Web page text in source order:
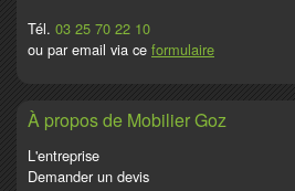
Tél. 03 25 70 22 10
ou par email via ce formulaire
À propos de Mobilier Goz
L'entreprise
Demander un devis